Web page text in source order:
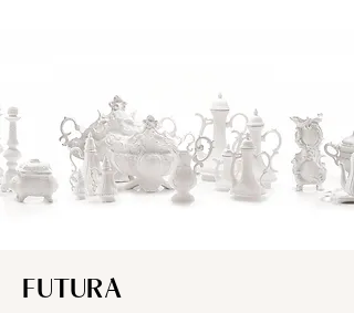
FUTURA